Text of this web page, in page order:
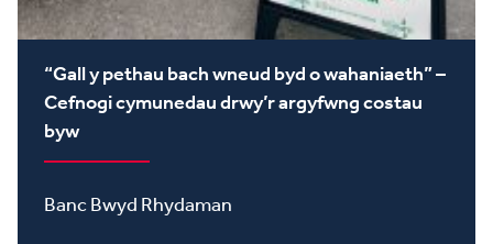
“Gall y pethau bach wneud byd o wahaniaeth” –
Cefnogi cymunedau drwy’r argyfwng costau
byw
Banc Bwyd Rhydaman